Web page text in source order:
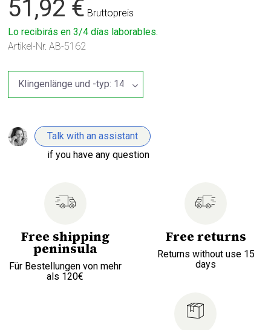
51,92 € Bruttopreis
Lo recibirás en 3/4 días laborables.
Artikel-Nr. AB-5162
Talk with an assistant
if you have any question
Free shipping
peninsula
Für Bestellungen von mehr
als 120€
Free returns
Returns without use 15
days